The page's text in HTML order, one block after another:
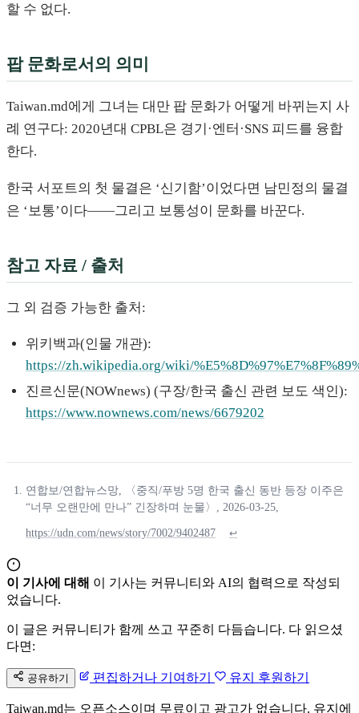
할 수 없다.
팝 문화로서의 의미
Taiwan.md에게 그녀는 대만 팝 문화가 어떻게 바뀌는지 사
례 연구다: 2020년대 CPBL은 경기·엔터·SNS 피드를 융합
한다.
한국 서포트의 첫 물결은 ‘신기함’이었다면 남민정의 물결
은 ‘보통’이다——그리고 보통성이 문화를 바꾼다.
참고 자료 / 출처
그 외 검증 가능한 출처:
위키백과(인물 개관):
https://zh.wikipedia.org/wiki/
진르신문(NOWnews) (구장/한국 출신 관련 보도 색인):
https://www.nownews.com/news/6679202
연합보/연합뉴스망, 〈중직/푸방 5명 한국 출신 동반 등장 이주은
“너무 오랜만에 만나” 긴장하며 눈물〉, 2026-03-25,
https://udn.com/news/story/7002/9402487 ↩
이 기사에 대해 이 기사는 커뮤니티와 AI의 협력으로 작성되
었습니다.
이 글은 커뮤니티가 함께 쓰고 꾸준히 다듬습니다. 다 읽으셨
다면:
공유하기 편집하거나 기여하기 유지 후원하기
Taiwan.md는 오픈소스이며 무료이고 광고가 없습니다. 유지에